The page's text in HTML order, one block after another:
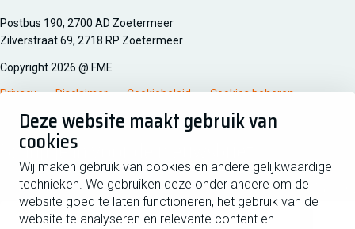
Deze website maakt gebruik van
cookies
Wij maken gebruik van cookies en andere gelijkwaardige
technieken. We gebruiken deze onder andere om de
website goed te laten functioneren, het gebruik van de
website te analyseren en relevante content en
Managementsyteem certificatie DNV iso/iec 27001
Postbus 190, 2700 AD Zoetermeer
Zilverstraat 69, 2718 RP Zoetermeer
Copyright 2026 @ FME
Privacy Disclaimer Cookiebeleid Cookies beheren
Schrijf je in voor de nieuwsbrief
Voornaam